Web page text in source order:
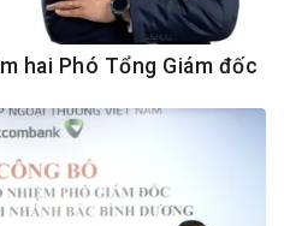
hai Phó Tổng Giám đốc